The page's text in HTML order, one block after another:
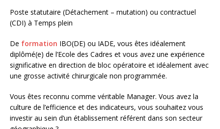
Poste statutaire (Détachement – mutation) ou contractuel
(CDI) à Temps plein
De formation IBO(DE) ou IADE, vous êtes idéalement
diplômé(e) de l’Ecole des Cadres et vous avez une expérience
significative en direction de bloc opératoire et idéalement avec
une grosse activité chirurgicale non programmée.
Vous êtes reconnu comme véritable Manager. Vous avez la
culture de l’efficience et des indicateurs, vous souhaitez vous
investir au sein d’un établissement référent dans son secteur